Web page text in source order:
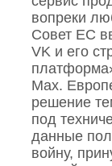
вопреки
Совет ЕС
VK и его
Mах.
решение
под
данные
войну,